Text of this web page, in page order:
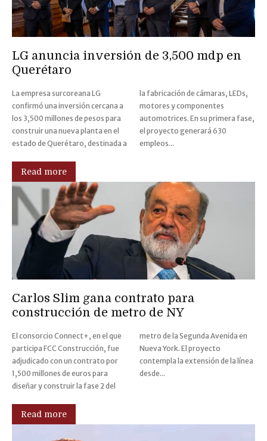
LG anuncia inversión de 3,500 mdp en
Querétaro
La empresa surcoreana LG
confirmó una inversión cercana a
los 3,500 millones de pesos para
construir una nueva planta en el
estado de Querétaro, destinada a
la fabricación de cámaras, LEDs,
motores y componentes
automotrices. En su primera fase,
el proyecto generará 630
empleos...
Read more
Carlos Slim gana contrato para
construcción de metro de NY
El consorcio Connect+, en el que
participa FCC Construcción, fue
adjudicado con un contrato por
1,500 millones de euros para
diseñar y construir la fase 2 del
metro de la Segunda Avenida en
Nueva York. El proyecto
contempla la extensión de la línea
desde...
Read more